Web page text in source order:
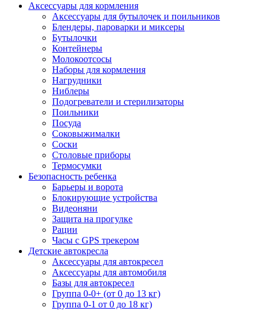
Аксессуары для кормления
Аксессуары для бутылочек и поильников
Блендеры, пароварки и миксеры
Бутылочки
Контейнеры
Молокоотсосы
Наборы для кормления
Нагрудники
Ниблеры
Подогреватели и стерилизаторы
Поильники
Посуда
Соковыжималки
Соски
Столовые приборы
Термосумки
Безопасность ребенка
Барьеры и ворота
Блокирующие устройства
Видеоняни
Защита на прогулке
Рации
Часы с GPS трекером
Детские автокресла
Аксессуары для автокресел
Аксессуары для автомобиля
Базы для автокресел
Группа 0-0+ (от 0 до 13 кг)
Группа 0-1 от 0 до 18 кг)